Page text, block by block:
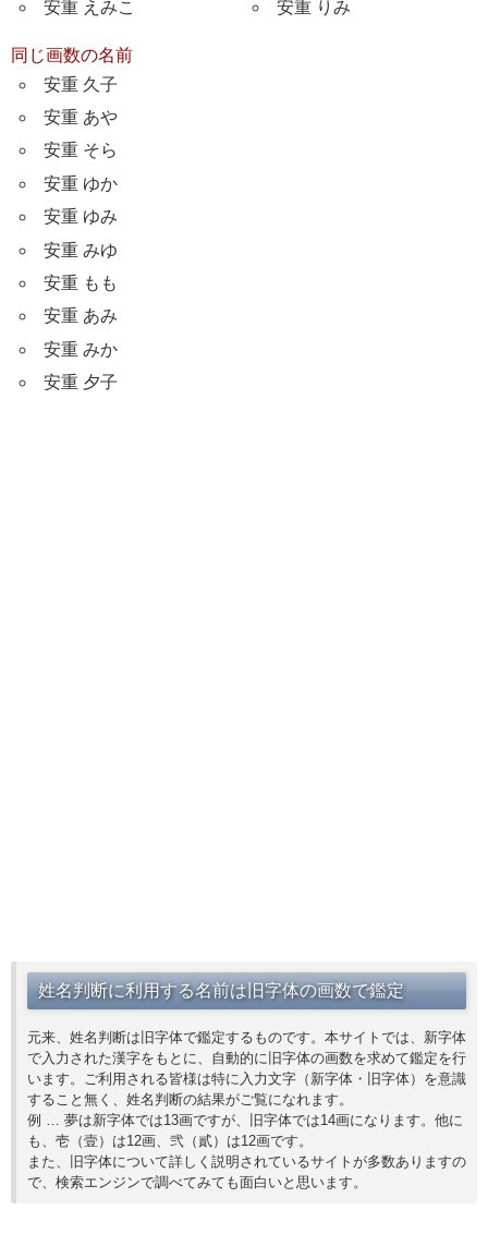
安重 えみこ 安重 りみ
同じ画数の名前
安重 久子
安重 あや
安重 そら
安重 ゆか
安重 ゆみ
安重 みゆ
安重 もも
安重 あみ
安重 みか
安重 夕子
姓名判断に利用する名前は旧字体の画数で鑑定
元来、姓名判断は旧字体で鑑定するものです。本サイトでは、新字体
で入力された漢字をもとに、自動的に旧字体の画数を求めて鑑定を行
います。ご利用される皆様は特に入力文字（新字体・旧字体）を意識
すること無く、姓名判断の結果がご覧になれます。
例 … 夢は新字体では13画ですが、旧字体では14画になります。他に
も、壱（壹）は12画、弐（貳）は12画です。
また、旧字体について詳しく説明されているサイトが多数ありますの
で、検索エンジンで調べてみても面白いと思います。